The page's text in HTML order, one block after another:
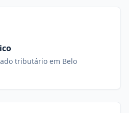
tributário em Belo